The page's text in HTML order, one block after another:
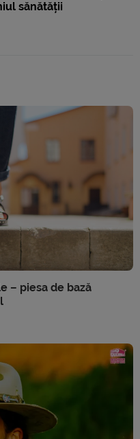
sănătății
– piesa de bază